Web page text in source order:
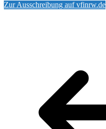
Zur Ausschreibung auf vfinrw.de